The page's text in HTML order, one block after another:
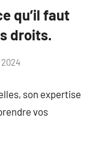
qu’il faut
droits.
2024
son expertise
vos